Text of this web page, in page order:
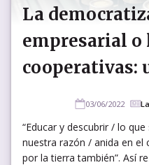
La
empresarial o
cooperativas:
03/06/2022
“Educar y descubrir / lo
nuestra razón / anida en el
por la tierra también”. Así